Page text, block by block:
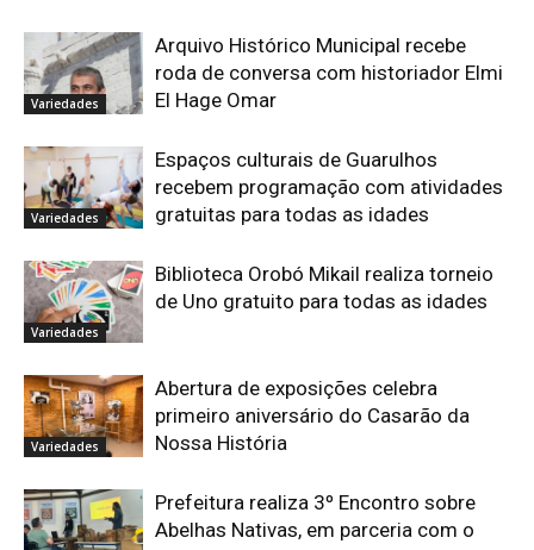
Variedades
Arquivo Histórico Municipal recebe
roda de conversa com historiador Elmi
El Hage Omar
Variedades
Espaços culturais de Guarulhos
recebem programação com atividades
gratuitas para todas as idades
Variedades
Biblioteca Orobó Mikail realiza torneio
de Uno gratuito para todas as idades
Variedades
Abertura de exposições celebra
primeiro aniversário do Casarão da
Nossa História
Prefeitura realiza 3º Encontro sobre
Abelhas Nativas, em parceria com o